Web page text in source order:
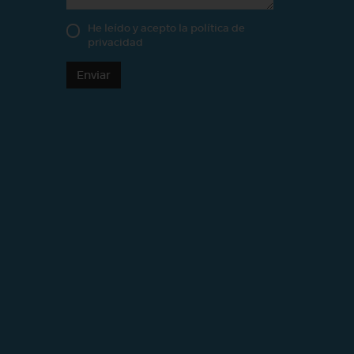
He leído y acepto la política de
privacidad
Enviar